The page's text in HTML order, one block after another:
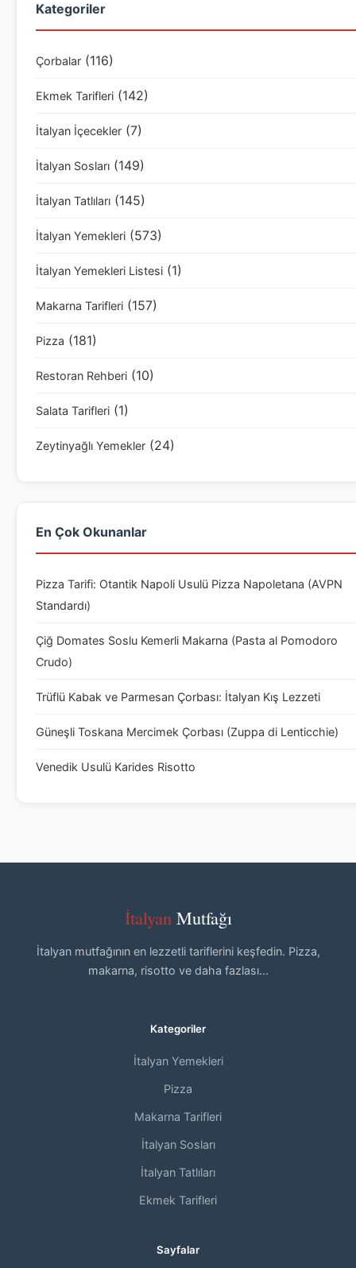
Kategoriler
Çorbalar (116)
Ekmek Tarifleri (142)
İtalyan İçecekler (7)
İtalyan Sosları (149)
İtalyan Tatlıları (145)
İtalyan Yemekleri (573)
İtalyan Yemekleri Listesi (1)
Makarna Tarifleri (157)
Pizza (181)
Restoran Rehberi (10)
Salata Tarifleri (1)
Zeytinyağlı Yemekler (24)
En Çok Okunanlar
Pizza Tarifi: Otantik Napoli Usulü Pizza Napoletana (AVPN
Standardı)
Çiğ Domates Soslu Kemerli Makarna (Pasta al Pomodoro
Crudo)
Trüflü Kabak ve Parmesan Çorbası: İtalyan Kış Lezzeti
Güneşli Toskana Mercimek Çorbası (Zuppa di Lenticchie)
Venedik Usulü Karides Risotto
İtalyanMutfağı
İtalyan mutfağının en lezzetli tariflerini keşfedin. Pizza,
makarna, risotto ve daha fazlası...
Kategoriler
İtalyan Yemekleri
Pizza
Makarna Tarifleri
İtalyan Sosları
İtalyan Tatlıları
Ekmek Tarifleri
Sayfalar